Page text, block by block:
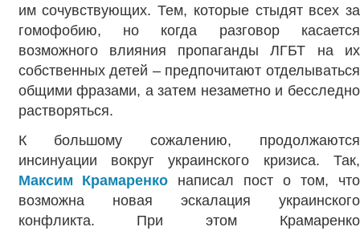
им сочувствующих. Тем, которые стыдят всех за
гомофобию, но когда разговор касается
возможного влияния пропаганды ЛГБТ на их
собственных детей – предпочитают отделываться
общими фразами, а затем незаметно и бесследно
растворяться.
К большому сожалению, продолжаются
инсинуации вокруг украинского кризиса. Так,
Максим Крамаренко написал пост о том, что
возможна новая эскалация украинского
конфликта. При этом Крамаренко